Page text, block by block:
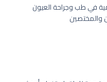
في طب وجراحة العيون
والمختصين